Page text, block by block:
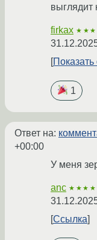
выглядит
firkax
Показать
1
Ответ на:
+00:00
У меня
anc
Ссылка